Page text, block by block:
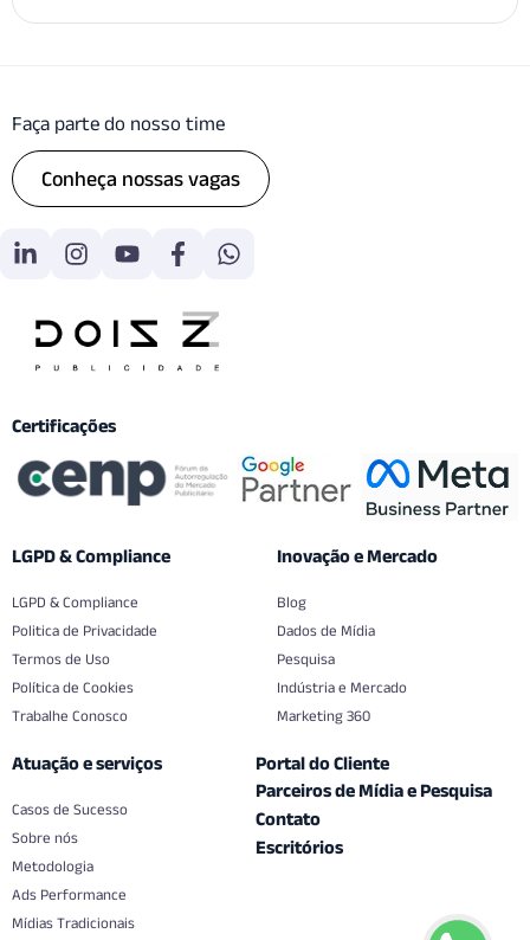
Faça parte do nosso time
Conheça nossas vagas
Certificações
LGPD & Compliance
LGPD & Compliance
Politica de Privacidade
Termos de Uso
Política de Cookies
Trabalhe Conosco
Inovação e Mercado
Blog
Dados de Mídia
Pesquisa
Indústria e Mercado
Marketing 360
Atuação e serviços
Casos de Sucesso
Sobre nós
Metodologia
Ads Performance
Mídias Tradicionais
Portal do Cliente
Parceiros de Mídia e Pesquisa
Contato
Escritórios